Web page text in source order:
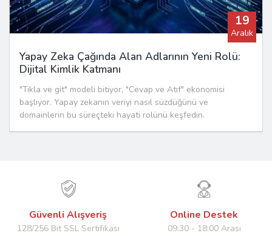
19
Aralık
Yapay Zeka Çağında Alan Adlarının Yeni Rolü:
Dijital Kimlik Katmanı
"Tıkla ve git" modeli bitiyor, "Cevap ve Atıf" ekonomisi
başlıyor. Yapay zekanın veriyi nasıl süzdüğünü ve
domainlerin bu süreçteki hayati rolünü keşfedin.
Güvenli Alışveriş
128/256 Bit SSL Sertifikası
Online Destek
09:30 - 18:00 Arası